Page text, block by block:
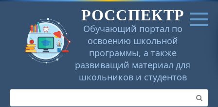
Перейти
РОССПЕКТР
Обучающий портал по
освоению школьной
программы, а также
развиващий материал для
школьников и студентов
Поиск: